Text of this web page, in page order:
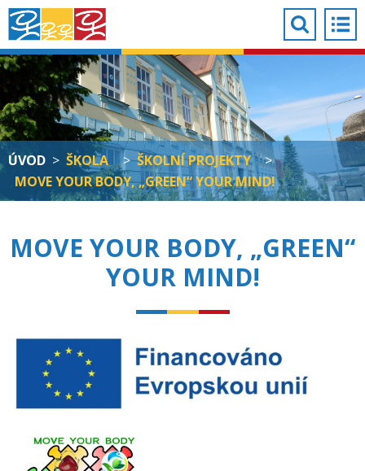
ÚVOD > ŠKOLA > ŠKOLNÍ PROJEKTY
>
MOVE YOUR BODY, „GREEN“ YOUR MIND!
MOVE YOUR BODY, „GREEN“
YOUR MIND!